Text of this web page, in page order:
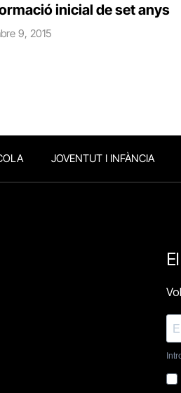
inicial de set anys
9, 2015
JOVENTUT I INFÀNCIA